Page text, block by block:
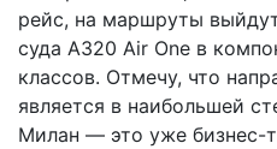
рейс, на маршруты
суда А320 Air One в
классов. Отмечу, что
является в наибольшей
Милан — это уже бизнес-